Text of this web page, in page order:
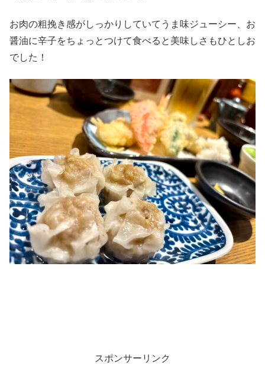
お肉の粗挽き感がしっかりしていてうま味ジューシー、お
醤油に辛子をちょっとつけて食べると美味しさもひとしお
でした！
スポンサーリンク